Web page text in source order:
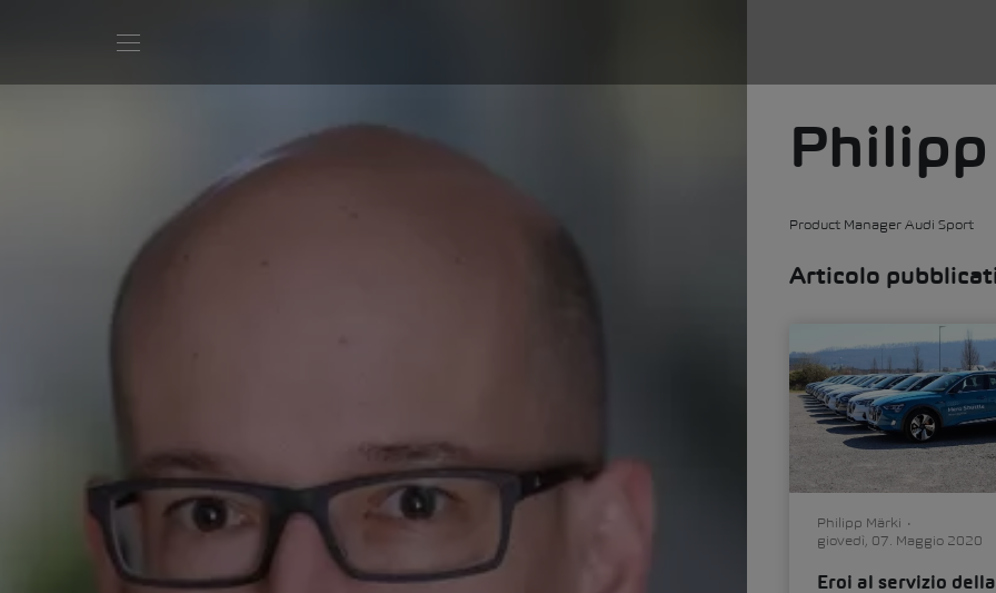
Product Manager Audi Sport
Articolo
Philipp Märki
giovedì, 07. Maggio 2020
Eroi al servizio della